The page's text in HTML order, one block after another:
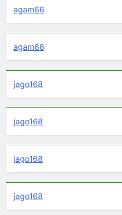
agam66
agam66
jago168
jago168
jago168
jago168